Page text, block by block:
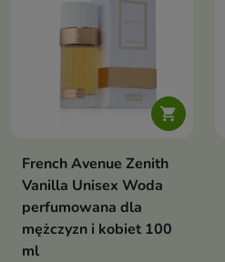

French Avenue Zenith
Vanilla Unisex Woda
perfumowana dla
mężczyzn i kobiet 100
ml